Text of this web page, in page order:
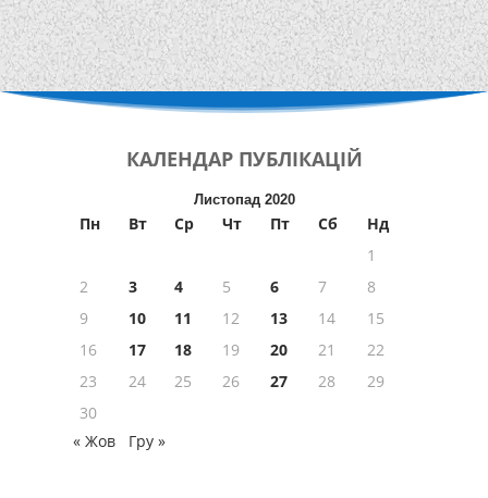
КАЛЕНДАР ПУБЛІКАЦІЙ
Листопад 2020
Пн Вт Ср Чт Пт Сб
Нд
1
2
3 4 5 6 7
8
9
10 11 12 13 14
15
16
17 18 19 20 21
22
23
24 25 26 27 28
29
30
« Жов
Гру »